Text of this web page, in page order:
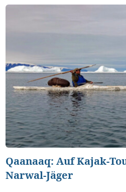
Qaanaaq: Auf Kajak-
Narwal-Jäger